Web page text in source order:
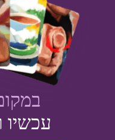
במקום 195
עכשיו רק